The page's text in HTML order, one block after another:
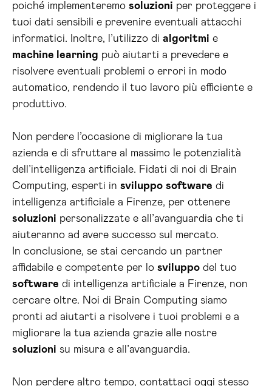
poiché implementeremo soluzioni per proteggere i
tuoi dati sensibili e prevenire eventuali attacchi
informatici. Inoltre, l’utilizzo di algoritmi e
machine learning può aiutarti a prevedere e
risolvere eventuali problemi o errori in modo
automatico, rendendo il tuo lavoro più efficiente e
produttivo.
Non perdere l’occasione di migliorare la tua
azienda e di sfruttare al massimo le potenzialità
dell’intelligenza artificiale. Fidati di noi di Brain
Computing, esperti in sviluppo software di
intelligenza artificiale a Firenze, per ottenere
soluzioni personalizzate e all’avanguardia che ti
aiuteranno ad avere successo sul mercato.
In conclusione, se stai cercando un partner
affidabile e competente per lo sviluppo del tuo
software di intelligenza artificiale a Firenze, non
cercare oltre. Noi di Brain Computing siamo
pronti ad aiutarti a risolvere i tuoi problemi e a
migliorare la tua azienda grazie alle nostre
soluzioni su misura e all’avanguardia.
Non perdere altro tempo, contattaci oggi stesso